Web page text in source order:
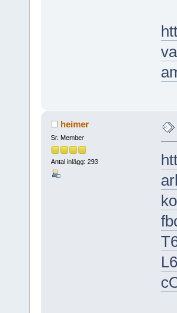
heimer
Sr. Member
Antal inlägg: 293